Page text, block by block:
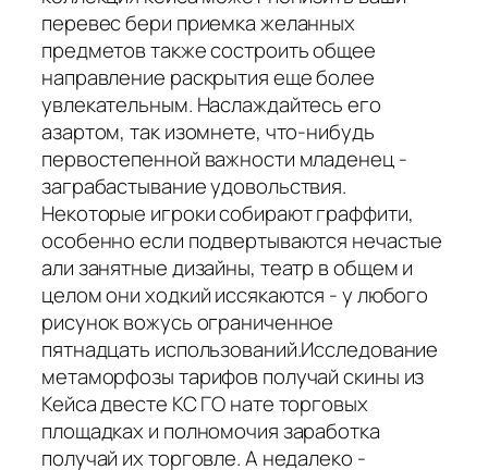
перевес бери приемка желанных
предметов также состроить общее
направление раскрытия еще более
увлекательным. Наслаждайтесь его
азартом, так изомнете, что-нибудь
первостепенной важности младенец -
заграбастывание удовольствия.
Некоторые игроки собирают граффити,
особенно если подвертываются нечастые
али занятные дизайны, театр в общем и
целом они ходкий иссякаются - у любого
рисунок вожусь ограниченное
пятнадцать использований.Исследование
метаморфозы тарифов получай скины из
Кейса двесте КС ГО нате торговых
площадках и полномочия заработка
получай их торговле. А недалеко -